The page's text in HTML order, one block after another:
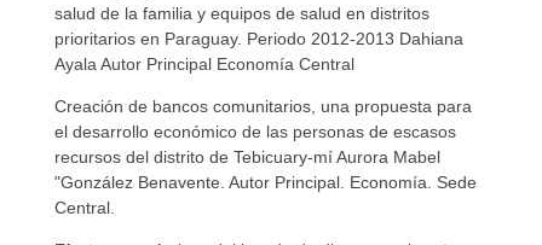
salud de la familia y equipos de salud en distritos
prioritarios en Paraguay. Periodo 2012-2013 Dahiana
Ayala Autor Principal Economía Central
Creación de bancos comunitarios, una propuesta para
el desarrollo económico de las personas de escasos
recursos del distrito de Tebicuary-mí Aurora Mabel
"González Benavente. Autor Principal. Economía. Sede
Central.